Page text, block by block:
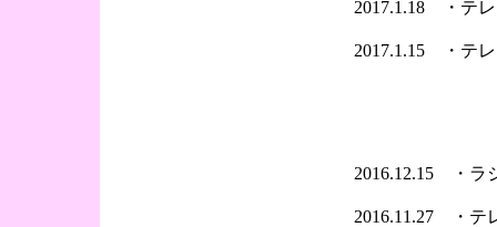
2017.1.18 ・テ
2017.1.15 ・テ
2016.12.15 ・ラ
2016.11.27 ・テ